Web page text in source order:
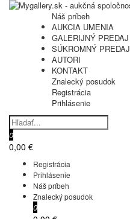
Náš príbeh
AUKCIA UMENIA
GALERIJNÝ PREDAJ
SÚKROMNÝ PREDAJ
AUTORI
KONTAKT
Znalecký posudok
Registrácia
Prihlásenie
0
0,00 €
Registrácia
Prihlásenie
Náš príbeh
Znalecký posudok
0